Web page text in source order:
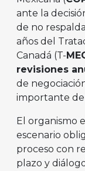
ante la
de no
años del
Canadá (T-
revisiones
de
importante
El organismo
escenario
proceso con
plazo y